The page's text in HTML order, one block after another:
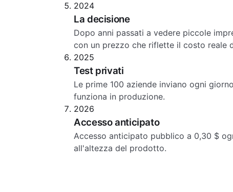
2024
La decisione
Dopo anni passati a vedere piccole
con un prezzo che riflette il costo reale
2025
Test privati
Le prime 100 aziende inviano ogni
funziona in produzione.
2026
Accesso anticipato
Accesso anticipato pubblico a 0,30 $
all'altezza del prodotto.